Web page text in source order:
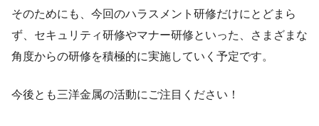
そのためにも、今回のハラスメント研修だけにとどまら
ず、セキュリティ研修やマナー研修といった、さまざまな
角度からの研修を積極的に実施していく予定です。
今後とも三洋金属の活動にご注目ください！